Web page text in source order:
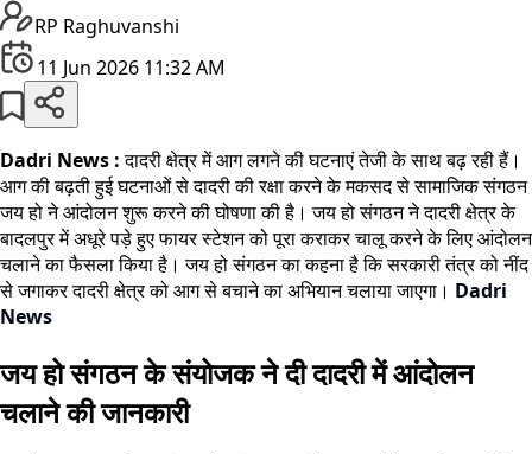
RP Raghuvanshi
11 Jun 2026 11:32 AM
Dadri News :दादरी क्षेत्र में आग लगने की घटनाएं तेजी के साथ बढ़ रही हैं।
आग की बढ़ती हुई घटनाओं से दादरी की रक्षा करने के मकसद से सामाजिक संगठन
जय हो ने आंदोलन शुरू करने की घोषणा की है। जय हो संगठन ने दादरी क्षेत्र के
बादलपुर में अधूरे पड़े हुए फायर स्टेशन को पूरा कराकर चालू करने के लिए आंदोलन
चलाने का फैसला किया है। जय हो संगठन का कहना है कि सरकारी तंत्र को नींद
से जगाकर दादरी क्षेत्र को आग से बचाने का अभियान चलाया जाएगा। Dadri
News
जय हो संगठन के संयोजक ने दी दादरी में आंदोलन
चलाने की जानकारी